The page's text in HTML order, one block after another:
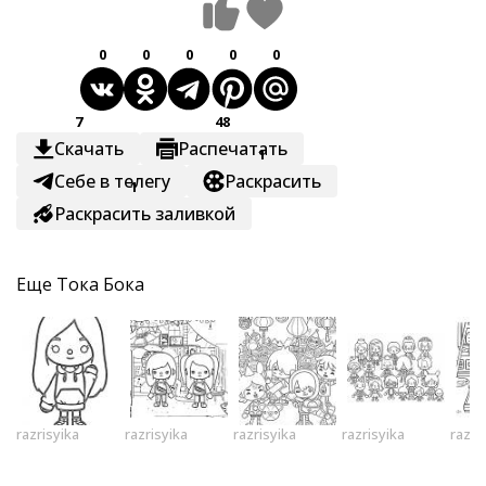
0 0 0 0 0
7
Скачать
48
Распечатать
Себе в телегу
1
Раскрасить
1
Раскрасить заливкой
Еще Тока Бока
razrisyika razrisyika razrisyika razrisyika